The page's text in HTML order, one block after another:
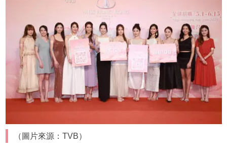
（圖片來源：TVB）